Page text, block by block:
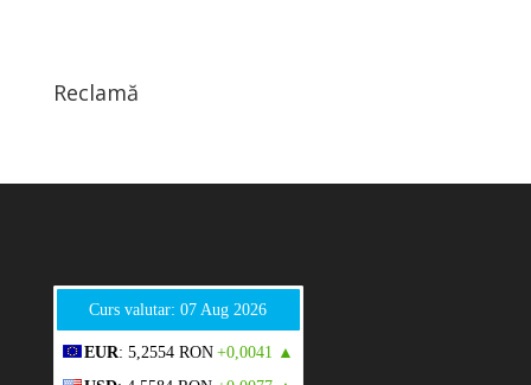
Reclamă
Curs valutar: 07 Aug 2026
EUR: 5,2554 RON +0,0041 ▲